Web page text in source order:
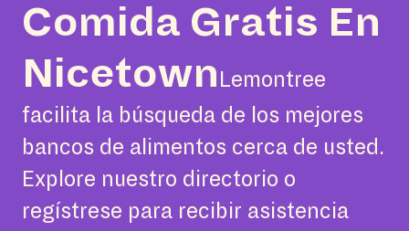
Comida Gratis En
Nicetown Lemontree
facilita la búsqueda de los mejores
bancos de alimentos cerca de usted.
Explore nuestro directorio o
regístrese para recibir asistencia